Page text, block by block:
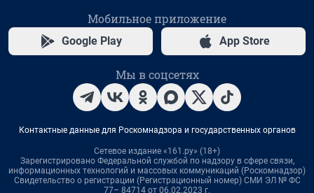
Мобильное приложение
Google Play App Store
Мы в соцсетях
Контактные данные для Роскомнадзора и государственных органов
Сетевое издание «161.ру» (18+)
Зарегистрировано Федеральной службой по надзору в сфере связи,
информационных технологий и массовых коммуникаций (Роскомнадзор)
Свидетельство о регистрации (Регистрационный номер) СМИ ЭЛ № ФС
77– 84714 от 06.02.2023 г.